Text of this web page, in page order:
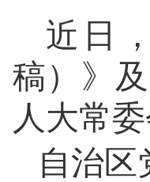
近日
稿）》
人大常
自治